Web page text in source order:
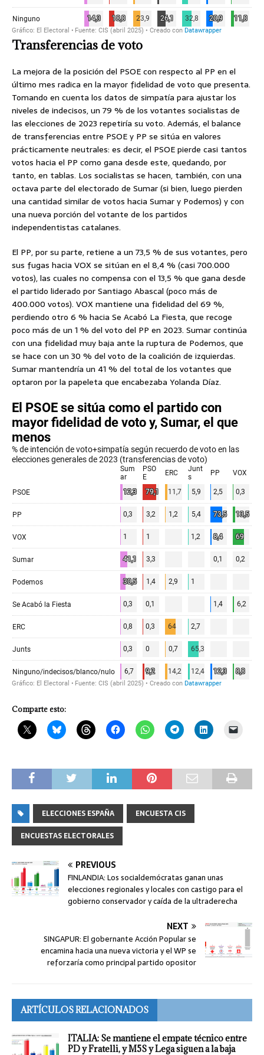
Transferencias de voto
La mejora de la posición del PSOE con respecto al PP en el
último mes radica en la mayor fidelidad de voto que presenta.
Tomando en cuenta los datos de simpatía para ajustar los
niveles de indecisos, un 79 % de los votantes socialistas de
las elecciones de 2023 repetiría su voto. Además, el balance
de transferencias entre PSOE y PP se sitúa en valores
prácticamente neutrales: es decir, el PSOE pierde casi tantos
votos hacia el PP como gana desde este, quedando, por
tanto, en tablas. Los socialistas se hacen, también, con una
octava parte del electorado de Sumar (si bien, luego pierden
una cantidad similar de votos hacia Sumar y Podemos) y con
una nueva porción del votante de los partidos
independentistas catalanes.
El PP, por su parte, retiene a un 73,5 % de sus votantes, pero
sus fugas hacia VOX se sitúan en el 8,4 % (casi 700.000
votos), las cuales no compensa con el 13,5 % que gana desde
el partido liderado por Santiago Abascal (poco más de
400.000 votos). VOX mantiene una fidelidad del 69 %,
perdiendo otro 6 % hacia Se Acabó La Fiesta, que recoge
poco más de un 1 % del voto del PP en 2023. Sumar continúa
con una fidelidad muy baja ante la ruptura de Podemos, que
se hace con un 30 % del voto de la coalición de izquierdas.
Sumar mantendría un 41 % del total de los votantes que
optaron por la papeleta que encabezaba Yolanda Díaz.
Comparte esto:
ELECCIONES ESPAÑA
ENCUESTA CIS
ENCUESTAS ELECTORALES
PREVIOUS
FINLANDIA: Los socialdemócratas ganan unas
elecciones regionales y locales con castigo para el
gobierno conservador y caída de la ultraderecha
NEXT
SINGAPUR: El gobernante Acción Popular se
encamina hacia una nueva victoria y el WP se
reforzaría como principal partido opositor
ARTÍCULOS RELACIONADOS
ITALIA: Se mantiene el empate técnico entre
PD y Fratelli, y M5S y Lega siguen a la baja